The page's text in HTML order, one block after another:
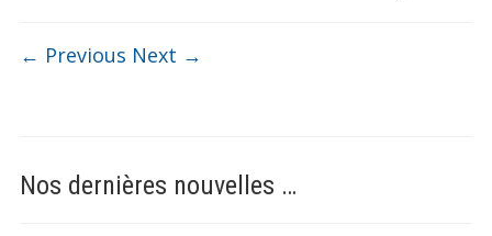
← Previous Next →
Nos dernières nouvelles …